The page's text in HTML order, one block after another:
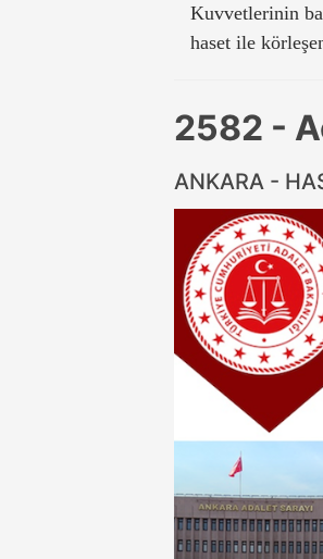
Kuvvetlerinin
haset ile
2582 -
ANKARA -